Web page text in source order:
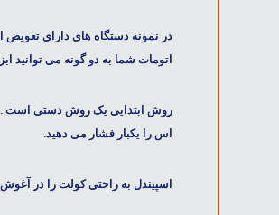
در نمونه دستگاه های
اتومات شما به دو گونه می توانید
روش ابتدایی یک روش دستی است .
اس را یکبار فشار می دهید.
اسپیندل به راحتی کولت را در